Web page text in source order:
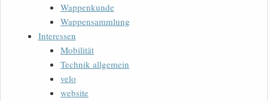
Wappenkunde
Wappensammlung
Interessen
Mobilität
Technik allgemein
velo
website